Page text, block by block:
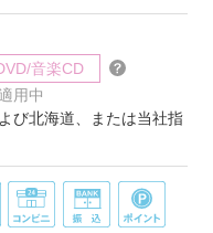
音楽CD
用中
び北海道、または当社指